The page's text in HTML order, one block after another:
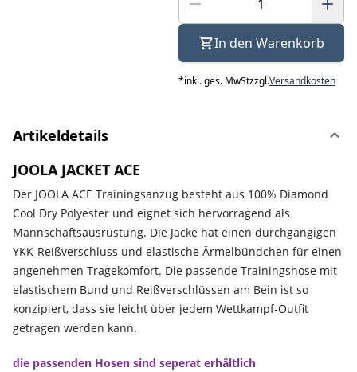
In den Warenkorb
*inkl. ges. MwStzzgl.Versandkosten
Artikeldetails
JOOLA JACKET ACE
Der JOOLA ACE Trainingsanzug besteht aus 100% Diamond
Cool Dry Polyester und eignet sich hervorragend als
Mannschaftsausrüstung. Die Jacke hat einen durchgängigen
YKK-Reißverschluss und elastische Ärmelbündchen für einen
angenehmen Tragekomfort. Die passende Trainingshose mit
elastischem Bund und Reißverschlüssen am Bein ist so
konzipiert, dass sie leicht über jedem Wettkampf-Outfit
getragen werden kann.
die passenden Hosen sind seperat erhältlich